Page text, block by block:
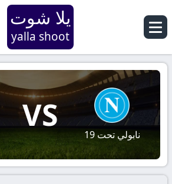
يلا شوت
yalla shoot
نابولي تحت 19
VS